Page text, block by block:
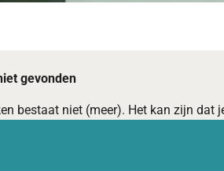
gevonden
bestaat niet (meer). Het kan zijn